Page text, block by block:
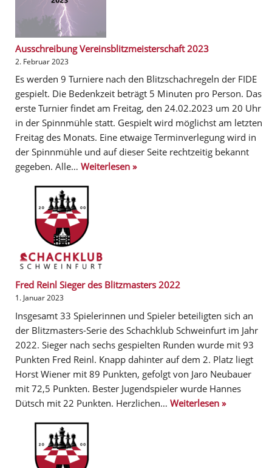
Ausschreibung Vereinsblitzmeisterschaft 2023
2. Februar 2023
Es werden 9 Turniere nach den Blitzschachregeln der FIDE
gespielt. Die Bedenkzeit beträgt 5 Minuten pro Person. Das
erste Turnier findet am Freitag, den 24.02.2023 um 20 Uhr
in der Spinnmühle statt. Gespielt wird möglichst am letzten
Freitag des Monats. Eine etwaige Terminverlegung wird in
der Spinnmühle und auf dieser Seite rechtzeitig bekannt
gegeben. Alle… Weiterlesen »
Fred Reinl Sieger des Blitzmasters 2022
1. Januar 2023
Insgesamt 33 Spielerinnen und Spieler beteiligten sich an
der Blitzmasters-Serie des Schachklub Schweinfurt im Jahr
2022. Sieger nach sechs gespielten Runden wurde mit 93
Punkten Fred Reinl. Knapp dahinter auf dem 2. Platz liegt
Horst Wiener mit 89 Punkten, gefolgt von Jaro Neubauer
mit 72,5 Punkten. Bester Jugendspieler wurde Hannes
Dütsch mit 22 Punkten. Herzlichen… Weiterlesen »